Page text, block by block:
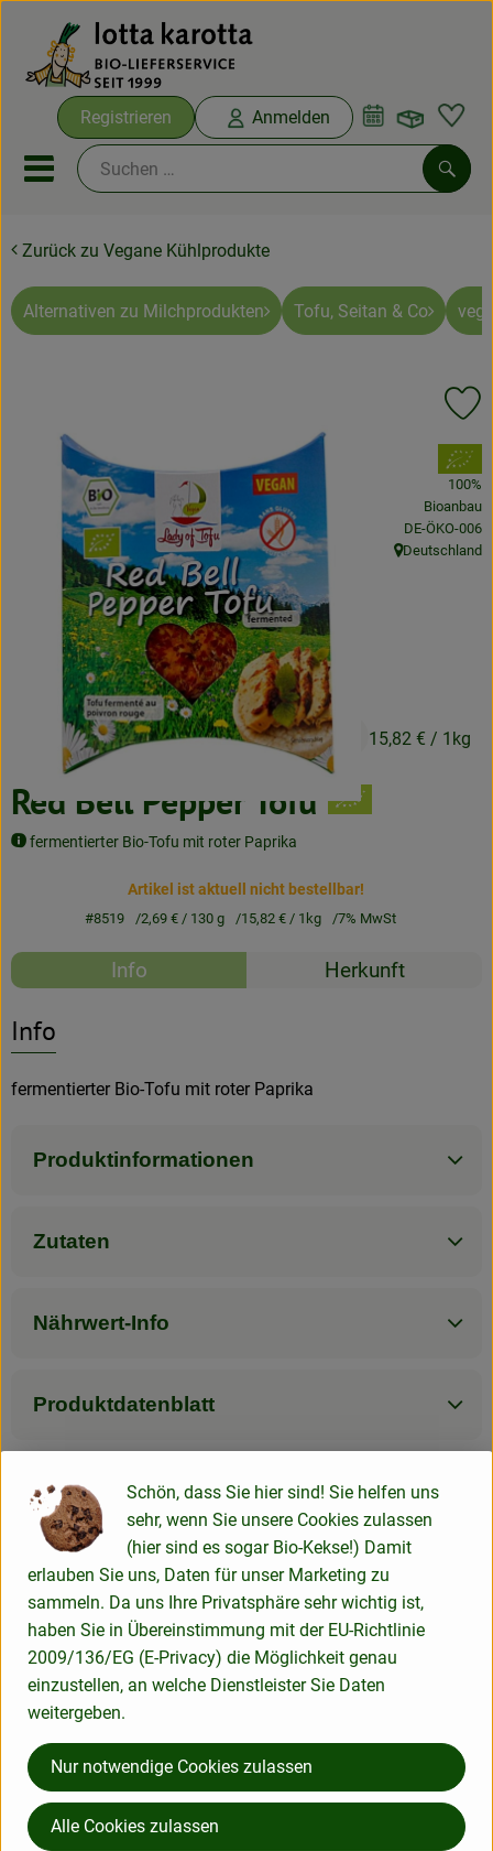
Registrieren Anmelden
Mobiles Menu öffnen oder
Ökokisten
Bio-Kochboxen
Saisonthemen
Neues & Angebote
Obst & Gemüse
Frisches
Speisekammer
Getränke
BioDrogerie
So gehts
Bio-Kochboxen
Rezeptarchiv
Zurück zu Vegane Kühlprodukte
Alternativen zu Milchprodukten Tofu, Seitan & Co
Red Bell Pepper Tofu
fermentierter Bio-Tofu mit roter Paprika
2,69 €/ 130 g 15,82 € / 1kg
, Verband:
100%
Bioanbau
, Kontrollstelle:
DE-ÖKO-006
, Herkunft:
Deutschland
Artikel ist aktuell nicht bestellbar!
#8519 2,69 €/ 130 g 15,82 €/ 1kg 7% MwSt
Rezepte
Info Herkunft
Info
fermentierter Bio-Tofu mit roter Paprika
Produktinformationen
Zutaten
Nährwert-Info
Produktdatenblatt
Herkunft
Hersteller: LOT
Deutschland
Lord of Tofu
Schön, dass Sie hier sind! Sie helfen uns
sehr, wenn Sie unsere Cookies zulassen
(hier sind es sogar Bio-Kekse!) Damit
erlauben Sie uns, Daten für unser Marketing zu
sammeln. Da uns Ihre Privatsphäre sehr wichtig ist,
haben Sie in Übereinstimmung mit der EU-Richtlinie
2009/136/EG (E-Privacy) die Möglichkeit genau
einzustellen, an welche Dienstleister Sie Daten
weitergeben.
Nur notwendige Cookies zulassen
Alle Cookies zulassen